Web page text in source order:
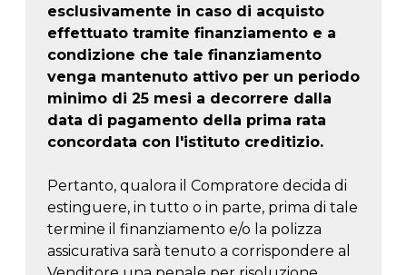
esclusivamente in caso di acquisto
effettuato tramite finanziamento e a
condizione che tale finanziamento
venga mantenuto attivo per un periodo
minimo di 25 mesi a decorrere dalla
data di pagamento della prima rata
concordata con l'istituto creditizio.
Pertanto, qualora il Compratore decida di
estinguere, in tutto o in parte, prima di tale
termine il finanziamento e/o la polizza
assicurativa sarà tenuto a corrispondere al